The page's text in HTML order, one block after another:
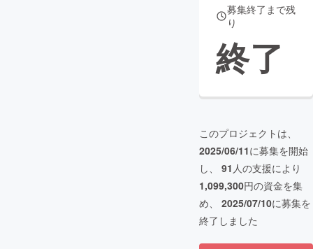
募集終了まで残
り
終了
このプロジェクトは、
2025/06/11に募集を開始
し、 91 人の支援により
1,099,300円の資金を集
め、 2025/07/10に募集を
終了しました